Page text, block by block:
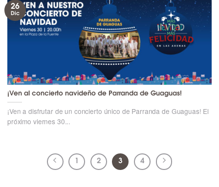
¡Ven al concierto navideño de Parranda de Guaguas!
¡Ven a disfrutar de un concierto único de Parranda de Guaguas! El
próximo viernes 30...
26
Dic
1 2 3 4